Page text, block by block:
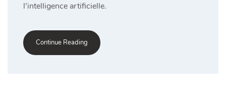
l’intelligence artificielle.
Continue Reading